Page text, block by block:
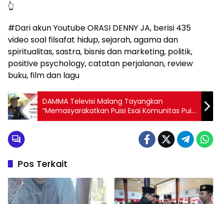
👆
#Dari akun Youtube ORASI DENNY JA, berisi 435
video soal filsafat hidup, sejarah, agama dan
spiritualitas, sastra, bisnis dan marketing, politik,
positive psychology, catatan perjalanan, review
buku, film dan lagu
DAMMA Televisi Malang Tayangkan
“Memasyarakatkan Puisi Esai Komunitas Puisi
Esai SATUPENA JAWA TIMUR”
Pos Terkait